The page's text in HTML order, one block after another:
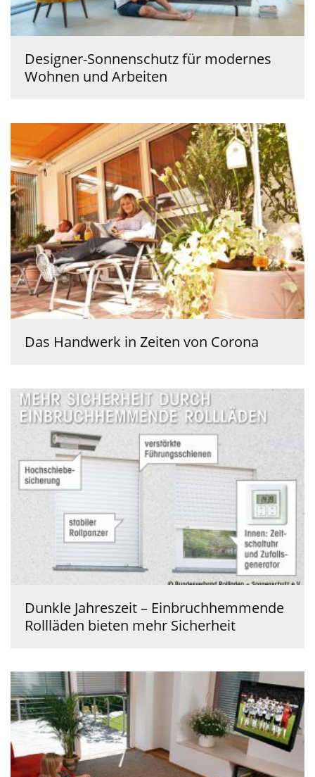
Designer-Sonnenschutz für modernes
Wohnen und Arbeiten
Das Handwerk in Zeiten von Corona
Dunkle Jahreszeit – Einbruchhemmende
Rollläden bieten mehr Sicherheit